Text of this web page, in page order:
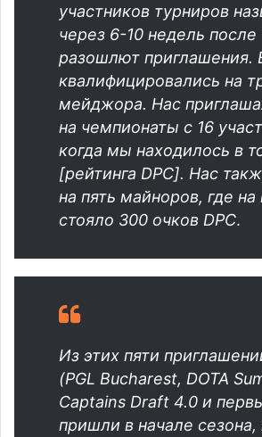
участников турниров
через 6-10 недель после
разошлют приглашения.
квалифицировались на
мейджора. Нас
на чемпионаты с 16
когда мы находилось в
[рейтинга DPC]. Нас
на пять майноров, где на
стояло 300 очков DPC.
Из этих пяти
(PGL Bucharest, DOTA
Captains Draft 4.0 и
пришли в начале сезона,